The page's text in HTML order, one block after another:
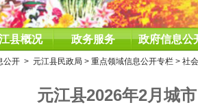
县概况 政务服务 政府信息公
公开 > 元江县民政局 > 重点领域信息公开专栏 > 社
元江县2026年2月城